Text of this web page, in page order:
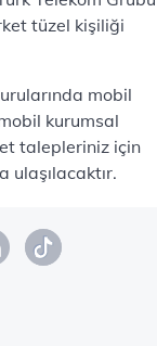
tüzel kişiliği
mobil
kurumsal
talepleriniz için
ulaşılacaktır.